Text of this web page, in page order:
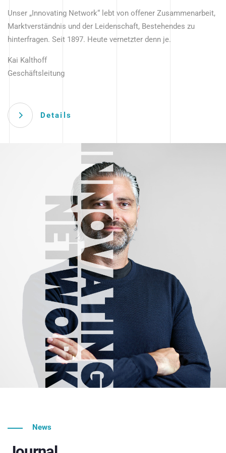
Unser „Innovating Network“ lebt von offener Zusammenarbeit,
Marktverständnis und der Leidenschaft, Bestehendes zu
hinterfragen. Seit 1897. Heute vernetzter denn je.
Kai Kalthoff
Geschäftsleitung
Details
News